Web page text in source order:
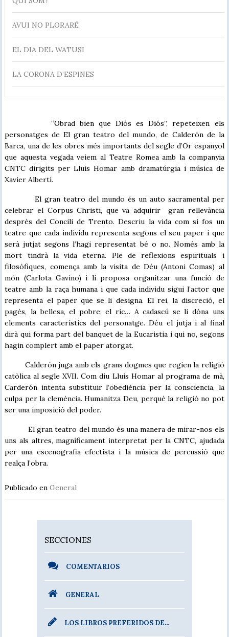
AVUI NO PLORARÉ
EL DIA DEL WATUSI
LA CORONA D’ESPINES
“Obrad bien que Diós es Diós”, repeteixen els
personatges de El gran teatro del mundo, de Calderón de la
Barca, una de les obres més importants del segle d’Or espanyol
que aquesta vegada veiem al Teatre Romea amb la companyia
CNTC dirigits per Lluis Homar amb dramatúrgia i música de
Xavier Albertí.
El gran teatro del mundo és un auto sacramental per
celebrar el Corpus Christi, que va adquirir gran rellevància
després del Concili de Trento. Descriu la vida com si fos un
teatre que cada individu representa segons el seu paper i que
serà jutjat segons l’hagi representat bé o no. Només amb la
mort tindrà la vida eterna. Ple de reflexions espirituals i
filosòfiques, comença amb la visita de Déu (Antoni Comas) al
món (Carlota Gavino) i li proposa organitzar una funció de
teatre amb la raça humana i que cada individu sigui l’actor que
representa el paper que se li designa. El rei, la discreció, el
pagès, la bellesa, el pobre, el ric… A cadascú se li dóna uns
elements característics del personatge. Déu el jutja i al final
dirà qui forma part del banquet de la Eucaristia i qui no, segons
hagin complert amb el paper atorgat.
Calderón juga amb els grans dogmes que regien la religió
catòlica al segle XVII. Com diu Lluis Homar al programa de mà,
Carderón intenta substituir l’obediència per la consciencia, la
culpa per la clemència. Humanitza Deu, perquè la religió no pot
ser una imposició del poder.
El gran teatro del mundo és una manera de mirar-nos els
uns als altres, magníficament interpretat per la CNTC, ajudada
per una escenografia efectista i la música de percussió que
realça l’obra.
Publicado enGeneral
SECCIONES
COMENTARIOS
GENERAL
LOS LIBROS PREFERIDOS DE…